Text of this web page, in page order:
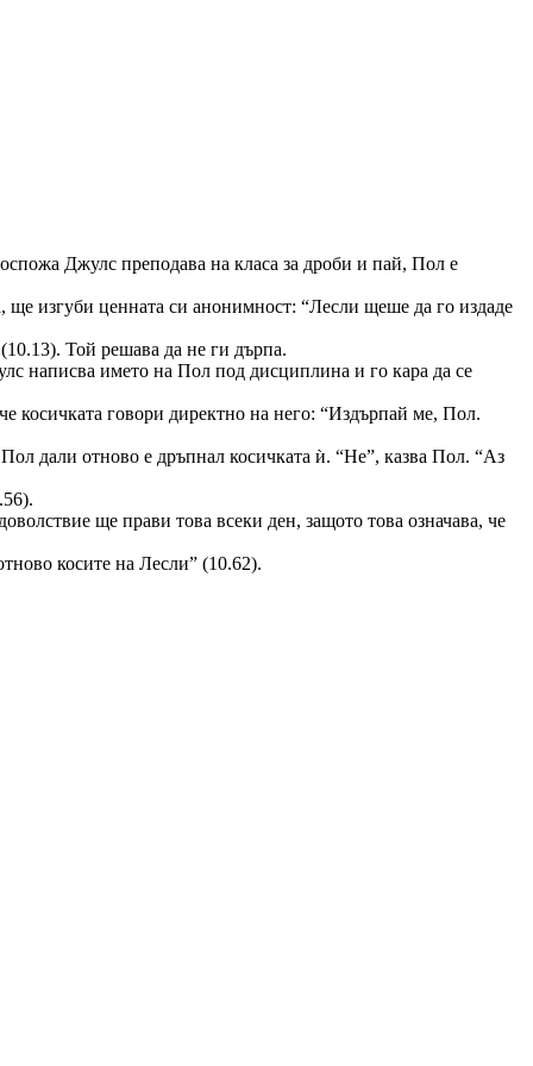
Джулс преподава на класа за дроби и пай, Пол е
ще изгуби ценната си анонимност: “Лесли щеше да го издаде
Той решава да не ги дърпа.
написва името на Пол под дисциплина и го кара да се
косичката говори директно на него: “Издърпай ме, Пол.
дали отново е дръпнал косичката ѝ. “Не”, казва Пол. “Аз
ще прави това всеки ден, защото това означава, че
косите на Лесли” (10.62).